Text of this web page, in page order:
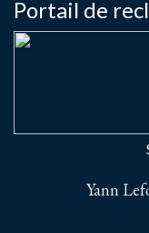
Portail de
Yann